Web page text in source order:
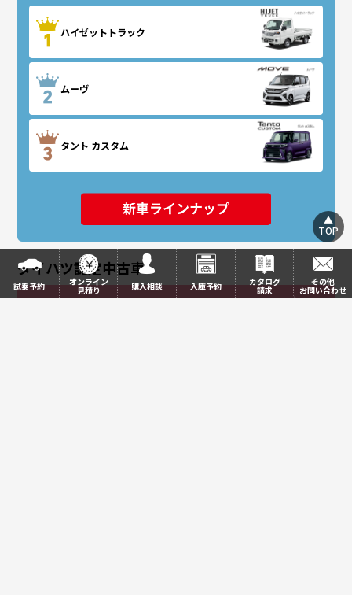
ハイゼットトラック
ムーヴ
タント カスタム
ダイハツ認定中古車
TOP
試乗予約 オンライン
見積り 購入相談 入庫予約 カタログ
請求
その他
お問い合わせ